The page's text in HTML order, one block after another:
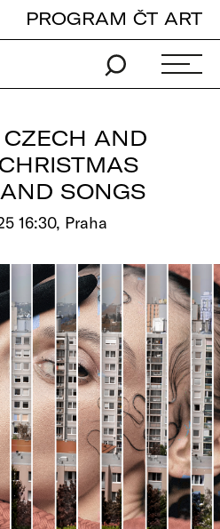
PROGRAM ČT ART
AND
SONGS
16:30, Praha